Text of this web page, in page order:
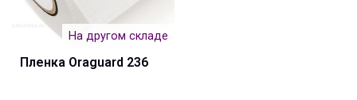
На другом складе
Пленка Oraguard 236